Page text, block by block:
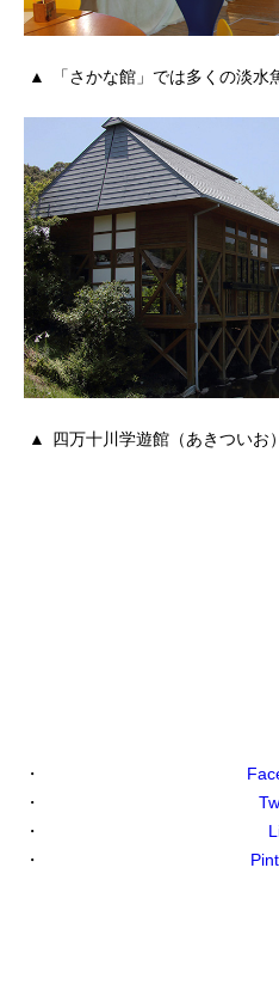
「さかな館」では多くの淡水
四万十川学遊館（あきついお